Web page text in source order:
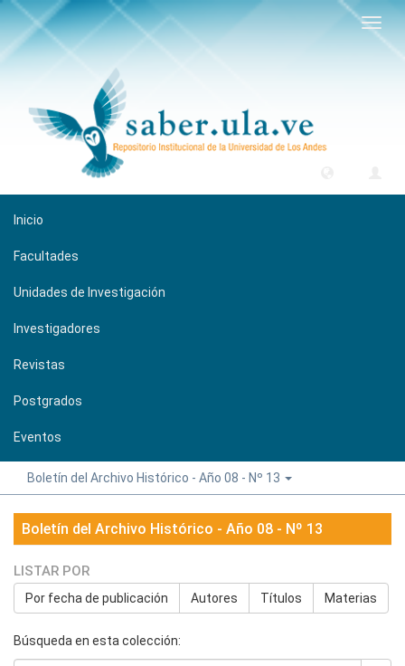
Inicio
Facultades
Unidades de Investigación
Investigadores
Revistas
Postgrados
Eventos
Boletín del Archivo Histórico - Año 08 - Nº 13
Boletín del Archivo Histórico - Año 08 - Nº 13
LISTAR POR
Por fecha de publicación Autores Títulos Materias
Búsqueda en esta colección: